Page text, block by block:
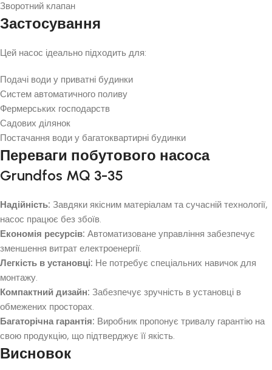
Зворотний клапан
Застосування
Цей насос ідеально підходить для:
Подачі води у приватні будинки
Систем автоматичного поливу
Фермерських господарств
Садових ділянок
Постачання води у багатоквартирні будинки
Переваги побутового насоса
Grundfos MQ 3-35
Надійність: Завдяки якісним матеріалам та сучасній технології,
насос працює без збоїв.
Економія ресурсів: Автоматизоване управління забезпечує
зменшення витрат електроенергії.
Легкість в установці: Не потребує спеціальних навичок для
монтажу.
Компактний дизайн: Забезпечує зручність в установці в
обмежених просторах.
Багаторічна гарантія: Виробник пропонує тривалу гарантію на
свою продукцію, що підтверджує її якість.
Висновок